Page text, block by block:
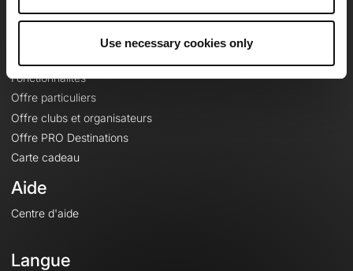
Use necessary cookies only
Fonctionnalités
Offre particuliers
Offre clubs et organisateurs
Offre PRO Destinations
Carte cadeau
Aide
Centre d'aide
Langue